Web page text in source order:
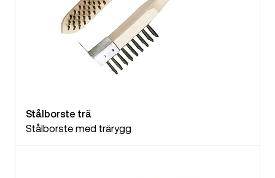
Stålborste trä
Stålborste med trärygg